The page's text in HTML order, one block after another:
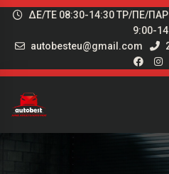
ΔΕ/ΤΕ 08:30-14:30 ΤΡ/ΠΕ/
9:00-
autobesteu@gmail.com